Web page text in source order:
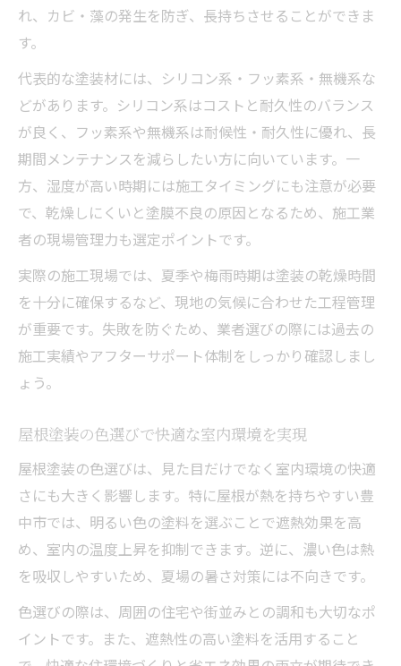
れ、カビ・藻の発生を防ぎ、長持ちさせることができま
す。
代表的な塗装材には、シリコン系・フッ素系・無機系な
どがあります。シリコン系はコストと耐久性のバランス
が良く、フッ素系や無機系は耐候性・耐久性に優れ、長
期間メンテナンスを減らしたい方に向いています。一
方、湿度が高い時期には施工タイミングにも注意が必要
で、乾燥しにくいと塗膜不良の原因となるため、施工業
者の現場管理力も選定ポイントです。
実際の施工現場では、夏季や梅雨時期は塗装の乾燥時間
を十分に確保するなど、現地の気候に合わせた工程管理
が重要です。失敗を防ぐため、業者選びの際には過去の
施工実績やアフターサポート体制をしっかり確認しまし
ょう。
屋根塗装の色選びで快適な室内環境を実現
屋根塗装の色選びは、見た目だけでなく室内環境の快適
さにも大きく影響します。特に屋根が熱を持ちやすい豊
中市では、明るい色の塗料を選ぶことで遮熱効果を高
め、室内の温度上昇を抑制できます。逆に、濃い色は熱
を吸収しやすいため、夏場の暑さ対策には不向きです。
色選びの際は、周囲の住宅や街並みとの調和も大切なポ
イントです。また、遮熱性の高い塗料を活用すること